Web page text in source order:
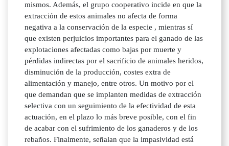
mismos. Además, el grupo cooperativo incide en que la
extracción de estos animales no afecta de forma
negativa a la conservación de la especie , mientras sí
que existen perjuicios importantes para el ganado de las
explotaciones afectadas como bajas por muerte y
pérdidas indirectas por el sacrificio de animales heridos,
disminución de la producción, costes extra de
alimentación y manejo, entre otros. Un motivo por el
que demandan que se implanten medidas de extracción
selectiva con un seguimiento de la efectividad de esta
actuación, en el plazo lo más breve posible, con el fin
de acabar con el sufrimiento de los ganaderos y de los
rebaños. Finalmente, señalan que la impasividad está